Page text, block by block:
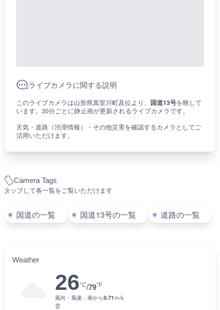
Camera Tags
タップして各一覧をご覧いただけます
国道の一覧 国道13号の一覧 道路の一覧
Weather
26°C/79°F
風向・風速： 南から0.71ｍ/s
雲
ライブカメラに関する説明
このライブカメラは山形県真室川町及位より、 国道13号を映して
います。30分ごとに静止画が更新されるライブカメラです。
天気・道路（渋滞情報）・その他災害を確認するカメラとしてご
活用いただけます。